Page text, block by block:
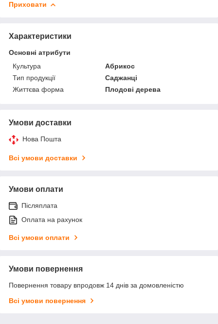
Приховати
Характеристики
Основні атрибути
Культура
Абрикос
Тип продукції
Саджанці
Життєва форма
Плодові дерева
Умови доставки
Нова Пошта
Всі умови доставки
Умови оплати
Післяплата
Оплата на рахунок
Всі умови оплати
Умови повернення
Повернення товару впродовж 14 днів за домовленістю
Всі умови повернення